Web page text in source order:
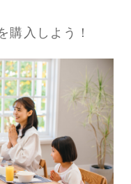
購入しよう！